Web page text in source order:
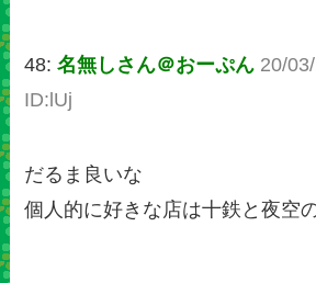
48:名無しさん＠おーぷん 20/
ID:lUj
だるま良いな
個人的に好きな店は十鉄と夜空